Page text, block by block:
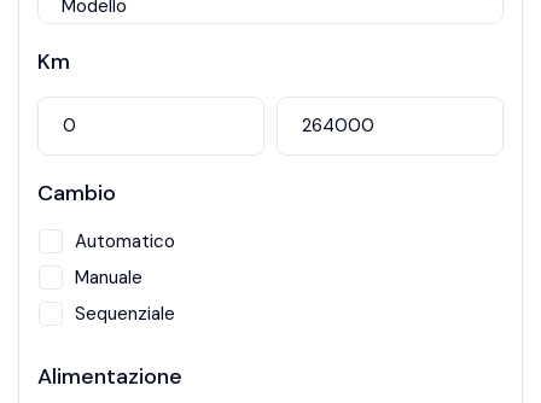
Km
Cambio
Automatico
Manuale
Sequenziale
Alimentazione